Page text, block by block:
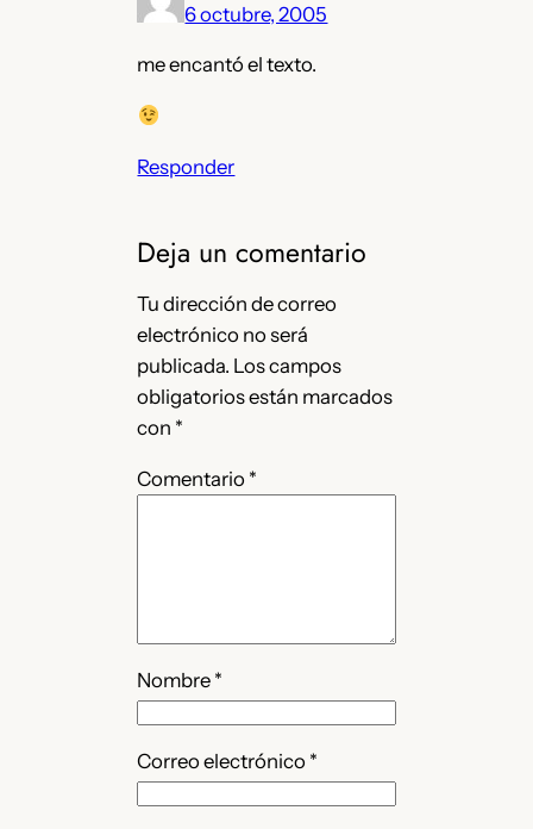
6 octubre, 2005
me encantó el texto.
Responder
Deja un comentario
Tu dirección de correo
electrónico no será
publicada. Los campos
obligatorios están marcados
con *
Comentario *
Nombre *
Correo electrónico *